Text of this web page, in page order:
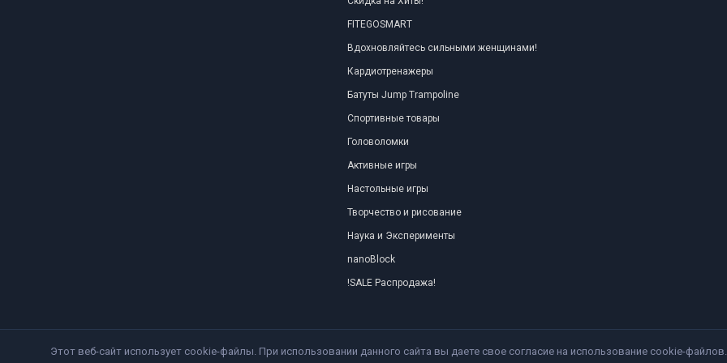
FITEGOSMART
Вдохновляйтесь сильными женщинами!
Кардиотренажеры
Батуты Jump Trampoline
Спортивные товары
Головоломки
Активные игры
Настольные игры
Творчество и рисование
Наука и Эксперименты
nanoBlock
!SALE Распродажа!
2009-2020 г. Copyright © SportOkey.RU Все права защищены
Этот веб-сайт использует cookie-файлы. При использовании данного сайта вы даете свое согласие на использование cookie-файлов.